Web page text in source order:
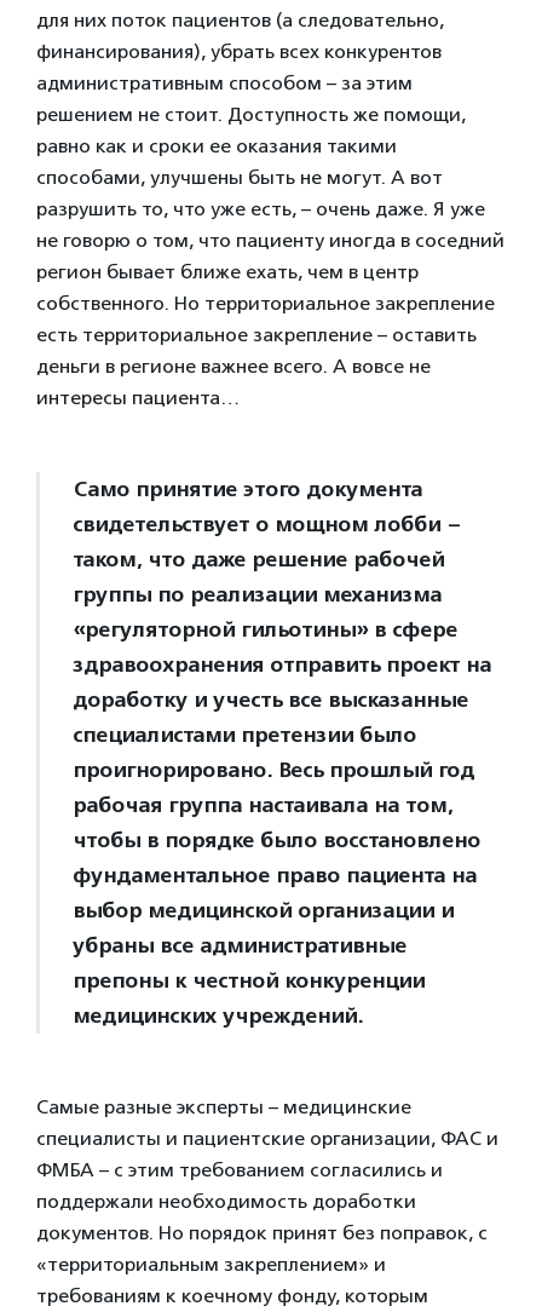
для них поток пациентов (а следовательно,
финансирования), убрать всех конкурентов
административным способом – за этим
решением не стоит. Доступность же помощи,
равно как и сроки ее оказания такими
способами, улучшены быть не могут. А вот
разрушить то, что уже есть, – очень даже. Я уже
не говорю о том, что пациенту иногда в соседний
регион бывает ближе ехать, чем в центр
собственного. Но территориальное закрепление
есть территориальное закрепление – оставить
деньги в регионе важнее всего. А вовсе не
интересы пациента…
Само принятие этого документа
свидетельствует о мощном лобби –
таком, что даже решение рабочей
группы по реализации механизма
«регуляторной гильотины» в сфере
здравоохранения отправить проект на
доработку и учесть все высказанные
специалистами претензии было
проигнорировано. Весь прошлый год
рабочая группа настаивала на том,
чтобы в порядке было восстановлено
фундаментальное право пациента на
выбор медицинской организации и
убраны все административные
препоны к честной конкуренции
медицинских учреждений.
Самые разные эксперты – медицинские
специалисты и пациентские организации, ФАС и
ФМБА – с этим требованием согласились и
поддержали необходимость доработки
документов. Но порядок принят без поправок, с
«территориальным закреплением» и
требованиям к коечному фонду, которым